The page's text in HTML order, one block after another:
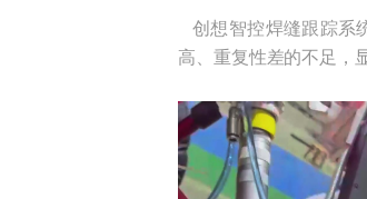
创想智控焊缝跟踪系
高、重复性差的不足，